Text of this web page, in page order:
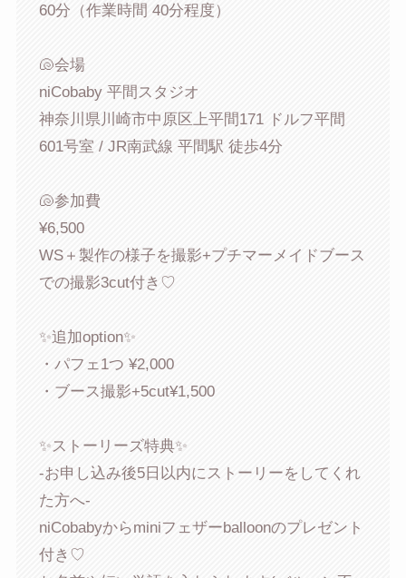
60分（作業時間 40分程度）
🐚会場
niCobaby 平間スタジオ
神奈川県川崎市中原区上平間171 ドルフ平間
601号室 / JR南武線 平間駅 徒歩4分
🐚参加費
¥6,500
WS＋製作の様子を撮影+プチマーメイドブース
での撮影3cut付き♡
✨追加option✨
・パフェ1つ ¥2,000
・ブース撮影+5cut¥1,500
✨ストーリーズ特典✨
-お申し込み後5日以内にストーリーをしてくれ
た方へ-
niCobabyからminiフェザーballoonのプレゼント
付き♡